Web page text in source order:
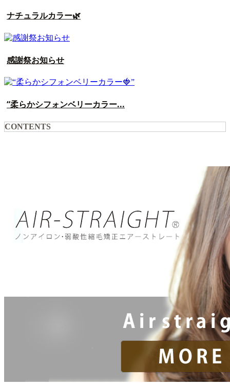
ナチュラルカラー🌿
感謝祭お知らせ
“柔らかシフォンベリーカラー...
CONTENTS